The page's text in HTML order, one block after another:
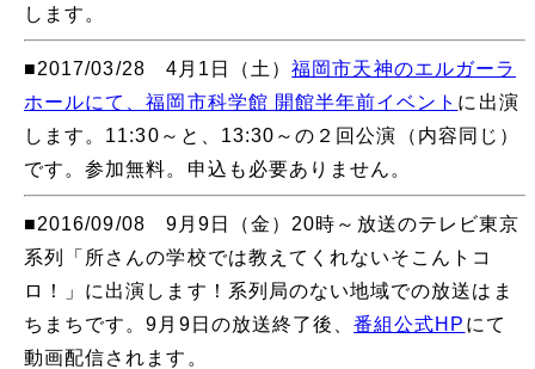
します。
■2017/03/28 4月1日（土）福岡市天神のエルガーラ
ホールにて、福岡市科学館 開館半年前イベント に出演
します。11:30～と、13:30～の２回公演（内容同じ）
です。参加無料。申込も必要ありません。
■2016/09/08 9月9日（金）20時～放送のテレビ東京
系列「所さんの学校では教えてくれないそこんトコ
ロ！」に出演します！系列局のない地域での放送はま
ちまちです。9月9日の放送終了後、番組公式HP にて
動画配信されます。